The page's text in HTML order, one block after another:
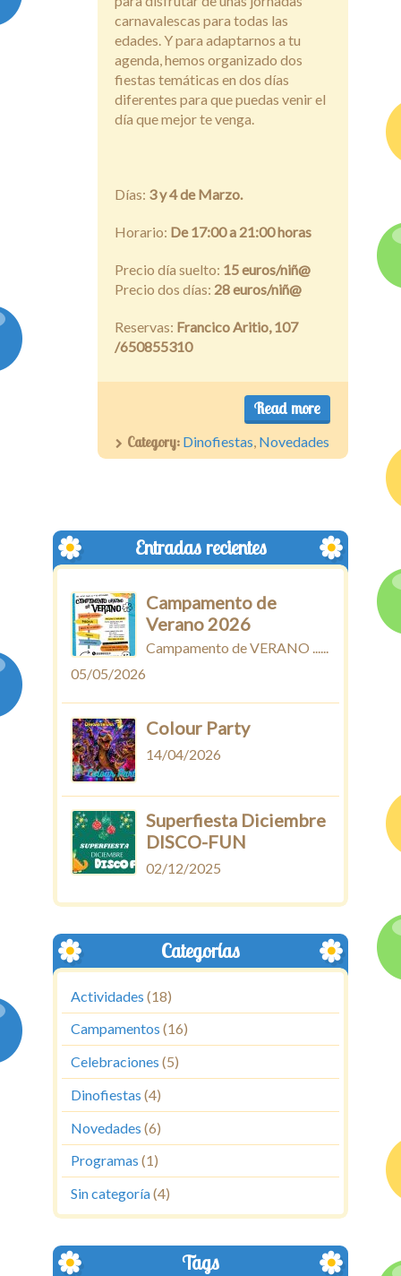
carnavalescas para todas las
edades. Y para adaptarnos a tu
agenda, hemos organizado dos
fiestas temáticas en dos días
diferentes para que puedas venir el
día que mejor te venga.
Días: 3 y 4 de Marzo.
Horario: De 17:00 a 21:00 horas
Precio día suelto: 15 euros/niñ@
Precio dos días: 28 euros/niñ@
Reservas: Francico Aritio, 107
/650855310
Read more
Category: Dinofiestas, Novedades
Entradas recientes
Campamento de
Verano 2026
Campamento de VERANO ......
05/05/2026
Colour Party
14/04/2026
Superfiesta Diciembre
DISCO-FUN
02/12/2025
Categorías
Actividades (18)
Campamentos (16)
Celebraciones (5)
Dinofiestas (4)
Novedades (6)
Programas (1)
Sin categoría(4)
Tags